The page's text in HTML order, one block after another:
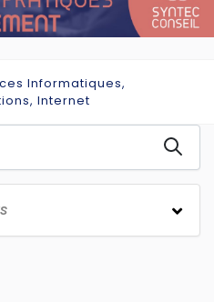
Informatiques,
Internet